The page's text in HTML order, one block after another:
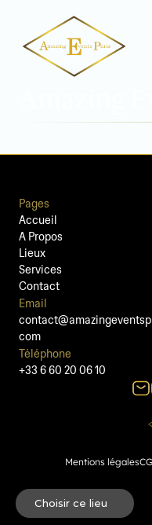
Choisir ce lieu
Pages
Accueil
A Propos
Lieux
Services
Contact
Email
com
Téléphone
+33 6 60 20 06 10
Mentions légales